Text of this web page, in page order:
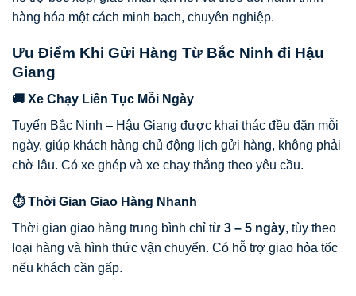
hàng hóa một cách minh bạch, chuyên nghiệp.
Ưu Điểm Khi Gửi Hàng Từ Bắc Ninh đi Hậu
Giang
🚚 Xe Chạy Liên Tục Mỗi Ngày
Tuyến Bắc Ninh – Hậu Giang được khai thác đều đặn mỗi
ngày, giúp khách hàng chủ động lịch gửi hàng, không phải
chờ lâu. Có xe ghép và xe chạy thẳng theo yêu cầu.
⏱ Thời Gian Giao Hàng Nhanh
Thời gian giao hàng trung bình chỉ từ 3 – 5 ngày, tùy theo
loại hàng và hình thức vận chuyển. Có hỗ trợ giao hỏa tốc
nếu khách cần gấp.